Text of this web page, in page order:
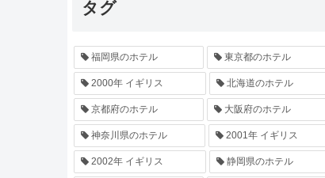
タグ
福岡県のホテル 東京都のホテル
2000年 イギリス 北海道のホテル
京都府のホテル 大阪府のホテル
神奈川県のホテル 2001年 イギリス
2002年 イギリス 静岡県のホテル